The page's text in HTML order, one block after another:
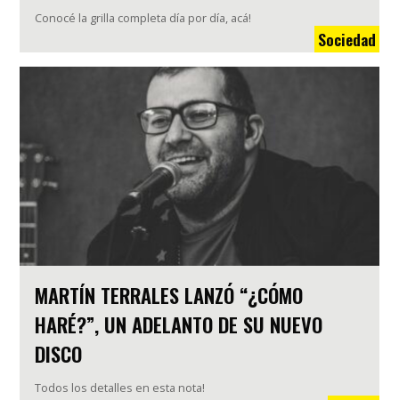
Conocé la grilla completa día por día, acá!
Sociedad
MARTÍN TERRALES LANZÓ “¿CÓMO
HARÉ?”, UN ADELANTO DE SU NUEVO
DISCO
Todos los detalles en esta nota!